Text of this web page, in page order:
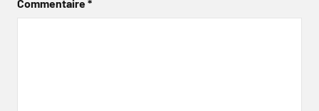
Commentaire*